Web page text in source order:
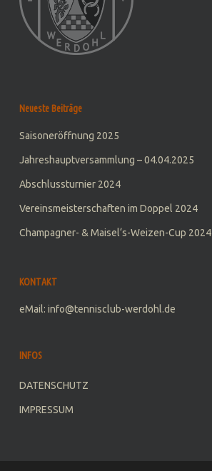
Neueste Beiträge
Saisoneröffnung 2025
Jahreshauptversammlung – 04.04.2025
Abschlussturnier 2024
Vereinsmeisterschaften im Doppel 2024
Champagner- & Maisel‘s-Weizen-Cup 2024
KONTAKT
eMail: info@tennisclub-werdohl.de
INFOS
DATENSCHUTZ
IMPRESSUM